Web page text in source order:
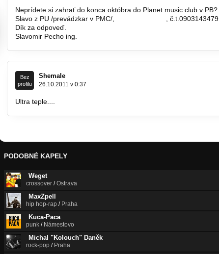
Neprídete si zahrať do konca októbra do Planet music club v PB?
Slavo z PU /prevádzkar v PMC/,
, č.t.0903143479
Dík za odpoveď.
Slavomir Pecho ing.
Bez
profilu
Shemale
26.10.2011 v 0:37
Ultra teple....
PODOBNÉ KAPELY
Weget
crossover /Ostrava
MaxZpell
hip hop-rap / Praha
Kuca-Paca
punk / Námestovo
Michal "Kolouch" Daněk
rock-pop / Praha